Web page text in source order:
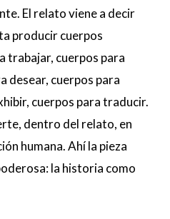
El relato viene a decir
producir cuerpos
trabajar, cuerpos para
desear, cuerpos para
cuerpos para traducir.
dentro del relato, en
humana. Ahí la pieza
la historia como